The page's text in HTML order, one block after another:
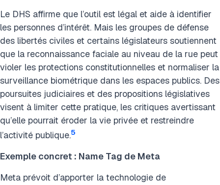
Le DHS affirme que l’outil est légal et aide à identifier
les personnes d’intérêt. Mais les groupes de défense
des libertés civiles et certains législateurs soutiennent
que la reconnaissance faciale au niveau de la rue peut
violer les protections constitutionnelles et normaliser la
surveillance biométrique dans les espaces publics. Des
poursuites judiciaires et des propositions législatives
visent à limiter cette pratique, les critiques avertissant
qu’elle pourrait éroder la vie privée et restreindre
l’activité publique.5
Exemple concret : Name Tag de Meta
Meta prévoit d’apporter la technologie de